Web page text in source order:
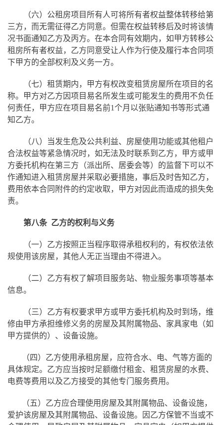
（六） 公租房项目所有人可将所有者权益整体转移给第
三方，而无需征得乙方同意。但需在权益转移后及时将该情
况书面通知乙方及丙方。在本合同有效期内，如甲方转移公
租房所有者权益，乙方同意受让人作为行使及履行本合同项
下甲方的全部权利及义务一方。
（七） 租赁期内，甲方有权改变租赁房屋所在项目的名
称。甲方对乙方因项目易名所发生或可能发生的费用不负任
何责任，甲方应在项目易名前1个月以张贴通知书等形式通
知乙方。
（八）当发生危及公共利益、房屋使用功能或其他租户
合法权益等紧急情况时，如无法及时联系到乙方，甲方或甲
方委托机构在第三方（派出所、居委会等）的监督下可以不
作通知进入租赁房屋并采取必要措施，事后及时告知乙方，
费用依本合同附件的约定收取，甲方对因此而造成的损失免
责。
第八条 乙方的权利与义务
（一）乙方按照正当程序取得承租权利的，有权依法依
规使用该房屋，其他人无正当理由不得进入。
（二）乙方有权了解项目服务站、物业服务事项等基本
信息。
（三）乙方有权要求甲方或甲方委托机构及时到场，维
修由甲方承担维修义务的房屋及其附属物品、家具家电（如
甲方提供的）、设备设施。
（四）乙方使用承租房屋，应符合水、电、气等方面的
具体规定。乙方应当按时足额缴付租金、租赁房屋的水费、
电费等费用以及乙方接受的其他专门服务费用。
（五）乙方应合理使用房屋及其附属物品、设备设施，
爱护该房屋及其附属物品、设备设施。因乙方保管不当或不